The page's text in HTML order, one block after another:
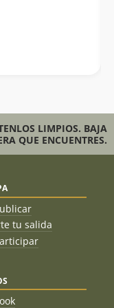
LIMPIOS. BAJA
QUE ENCUENTRES.
tu salida